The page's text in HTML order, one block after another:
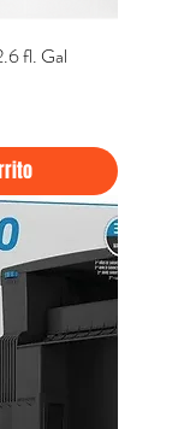
fl. Gal